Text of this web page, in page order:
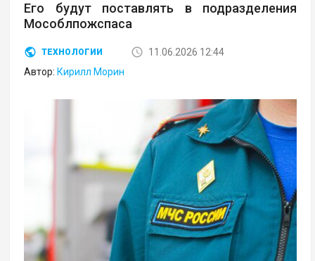
Его будут поставлять в подразделения
Мособлпожспаса
ТЕХНОЛОГИИ
11.06.2026 12:44
Автор: Кирилл Морин